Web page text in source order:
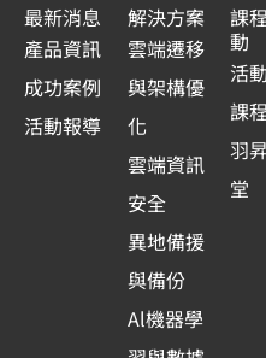
最新消息
產品資訊
成功案例
活動報導
解決方案
雲端遷移
與架構優
化
雲端資訊
安全
異地備援
與備份
Al機器學
課
動
活動
課程
羽
堂